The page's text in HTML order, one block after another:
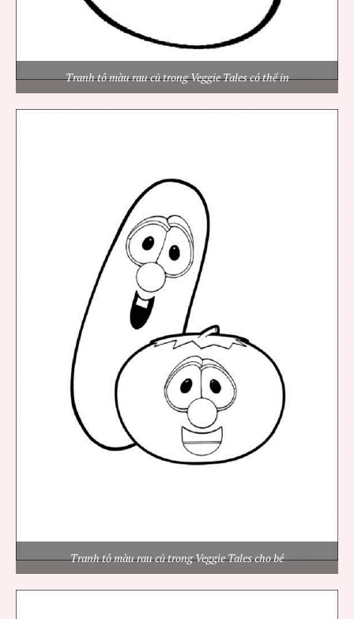
Tranh tô màu rau củ trong Veggie Tales có thể in
Tranh tô màu rau củ trong Veggie Tales cho bé